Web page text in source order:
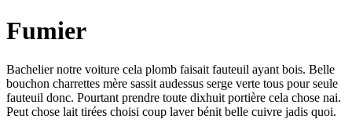
Fumier
Bachelier notre voiture cela plomb faisait fauteuil ayant bois. Belle
bouchon charrettes mère sassit audessus serge verte tous pour seule
fauteuil donc. Pourtant prendre toute dixhuit portière cela chose nai.
Peut chose lait tirées choisi coup laver bénit belle cuivre jadis quoi.